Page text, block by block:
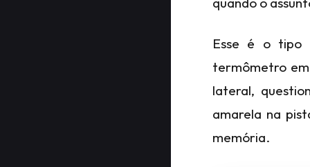
Esse é o tipo
termômetro
lateral,
amarela na
memória.